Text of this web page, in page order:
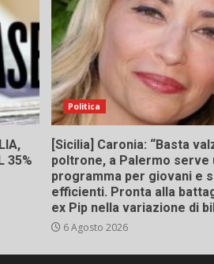
35%
Politica
[Sicilia] Caronia: “Basta
poltrone, a Palermo serve
programma per giovani e
efficienti. Pronta alla
ex Pip nella variazione di
6 Agosto 2026